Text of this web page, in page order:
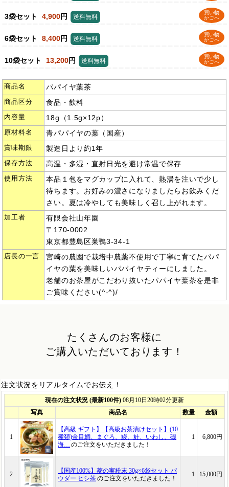
3袋セット 4,900円
買い物
かごへ
送料無料
6袋セット 8,400円
買い物
かごへ
送料無料
10袋セット 13,200円
買い物
かごへ
送料無料
商品名 パパイヤ葉茶
商品区分 食品・飲料
内容量 18g（1.5g×12p）
原材料名 青パパイヤの葉（国産）
賞味期限 製造日より約1年
保存方法 高温・多湿・直射日光を避け常温で保存
使用方法
本品１包をマグカップに入れて、熱湯を注いで少し
待ちます。お好みの濃さになりましたらお飲みくだ
さい。夏は冷やしても美味しく召し上がれます。
加工者
有限会社山年園
〒170-0002
東京都豊島区巣鴨3-34-1
店長の一言
宮崎の農園で栽培中農薬不使用で丁寧に育てたパパ
イヤの葉を美味しいパパイヤティーにしました。
老舗のお茶屋がこだわり抜いたパパイヤ葉茶を是非
ご賞味ください(^-^)/
たくさんのお客様に
ご購入いただいております！
注文状況をリアルタイムでお伝え！